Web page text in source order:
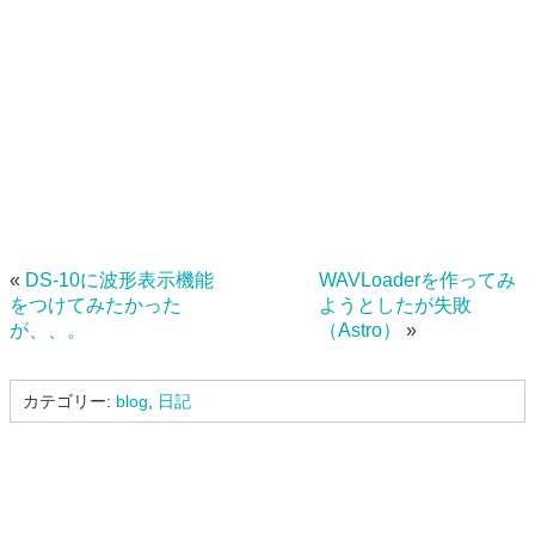
« DS-10に波形表示機能
をつけてみたかった
が、、。
WAVLoaderを作ってみ
ようとしたが失敗
（Astro）
»
カテゴリー: blog 日記